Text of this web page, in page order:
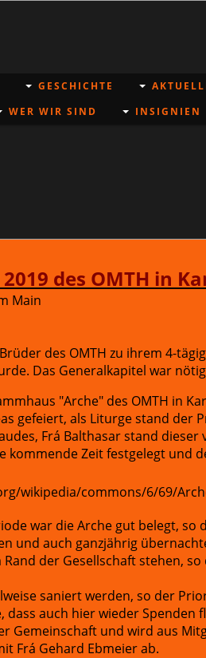
GESCHICHTE
WER WIR SIND INSIGNIEN
des OMTH in
Main
des OMTH zu ihrem 4-
Das Generalkapitel war
"Arche" des OMTH in
gefeiert, als Liturge stand der
Frá Balthasar stand
kommende Zeit festgelegt und
war die Arche gut belegt,
und auch ganzjährig
der Gesellschaft stehen,
saniert werden, so der
auch hier wieder Spenden
Gemeinschaft und wird aus
Frá Gehard Ebmeier ab.